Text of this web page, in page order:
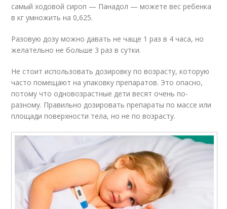
самый ходовой сироп — Панадол — можете вес ребенка
в кг умножить на 0,625.
Разовую дозу можно давать не чаще 1 раз в 4 часа, но
желательно не больше 3 раз в сутки.
Не стоит использовать дозировку по возрасту, которую
часто помещают на упаковку препаратов. Это опасно,
потому что одновозрастные дети весят очень по-
разному. Правильно дозировать препараты по массе или
площади поверхности тела, но не по возрасту.